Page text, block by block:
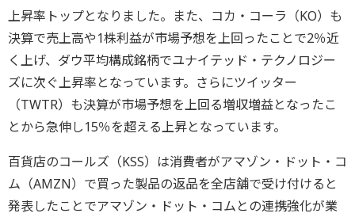
上昇率トップとなりました。また、コカ・コーラ（KO）も
決算で売上高や1株利益が市場予想を上回ったことで2％近
く上げ、ダウ平均構成銘柄でユナイテッド・テクノロジー
ズに次ぐ上昇率となっています。さらにツイッター
（TWTR）も決算が市場予想を上回る増収増益となったこ
とから急伸し15％を超える上昇となっています。
百貨店のコールズ（KSS）は消費者がアマゾン・ドット・コ
ム（AMZN）で買った製品の返品を全店舗で受け付けると
発表したことでアマゾン・ドット・コムとの連携強化が業